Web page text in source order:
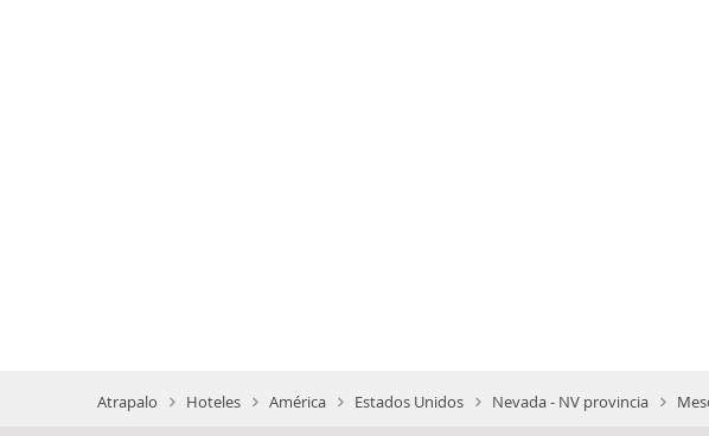
Atrapalo Hoteles América Estados Unidos Nevada - NV provincia